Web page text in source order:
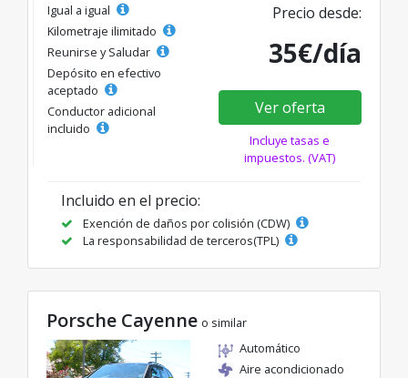
Igual a igual
Kilometraje ilimitado
Reunirse y Saludar
Depósito en efectivo
aceptado
Conductor adicional
incluido
Precio desde:
35€/día
Ver oferta
Incluye tasas e
impuestos. (VAT)
Incluido en el precio:
Exención de daños por colisión (CDW)
La responsabilidad de terceros(TPL)
Porsche Cayenne o similar
Automático
Aire acondicionado